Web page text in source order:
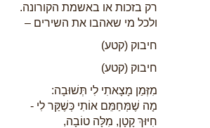
רק בזכות או באשמת הקורונה.
ולכל מי שאהבו את השירים –
חיבוק (קטע)
חיבוק (קטע)
מִזְּמַן מָצָאתִי לִי תְּשׁוּבָה:
מָה שֶׁמְּחַמֵּם אוֹתִי כְּשֶׁקַּר לִי -
חִיּוּךְ קָטָן, מִלָּה טוֹבָה,